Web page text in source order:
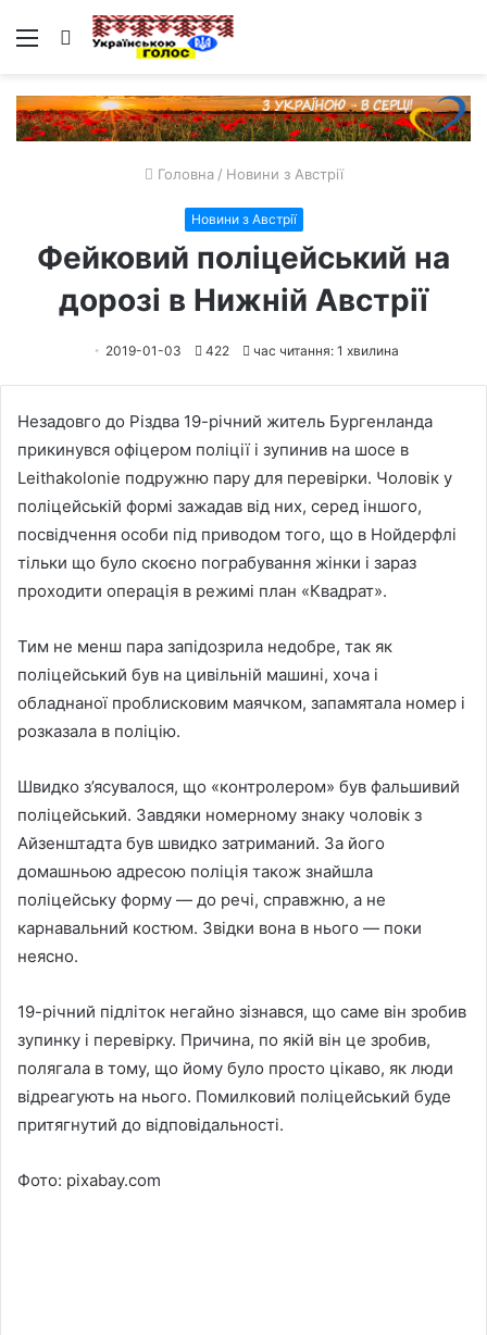
Меню Пошук
Головна / Новини з Австрії
Новини з Австрії
Фейковий поліцейський на
дорозі в Нижній Австрії
2019-01-03 422 час читання: 1 хвилина
Незадовго до Різдва 19-річний житель Бургенланда
прикинувся офіцером поліції і зупинив на шосе в
Leithakolonie подружню пару для перевірки. Чоловік у
поліцейській формі зажадав від них, серед іншого,
посвідчення особи під приводом того, що в Нойдерфлі
тільки що було скоєно пограбування жінки і зараз
проходити операція в режимі план «Квадрат».
Тим не менш пара запідозрила недобре, так як
поліцейський був на цивільній машині, хоча і
обладнаної проблисковим маячком, запамятала номер і
розказала в поліцію.
Швидко з’ясувалося, що «контролером» був фальшивий
поліцейський. Завдяки номерному знаку чоловік з
Айзенштадта був швидко затриманий. За його
домашньою адресою поліція також знайшла
поліцейську форму — до речі, справжню, а не
карнавальний костюм. Звідки вона в нього — поки
неясно.
19-річний підліток негайно зізнався, що саме він зробив
зупинку і перевірку. Причина, по якій він це зробив,
полягала в тому, що йому було просто цікаво, як люди
відреагують на нього. Помилковий поліцейський буде
притягнутий до відповідальності.
Фото: pixabay.com